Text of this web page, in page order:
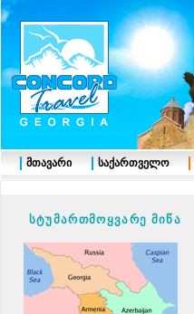
სტუმართმოყვარე მიწა
მთავარი საქართველო